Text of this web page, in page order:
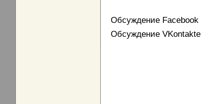
Обсуждение Facebook
Обсуждение VKontakte